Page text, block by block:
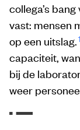
collega’s
vast: mensen
op een uitslag.
capaciteit,
bij de
weer